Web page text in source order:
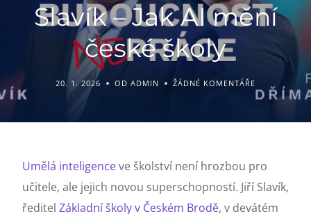
Slavík – Jak AI mění
české školy
20. 1. 2026 OD ADMIN ŽÁDNÉ KOMENTÁŘE
Umělá inteligenceve školství není hrozbou pro
učitele, ale jejich novou superschopností. Jiří Slavík,
ředitel Základní školy v Českém Brodě, v devátém